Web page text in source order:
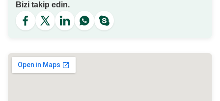
Bizi takip edin.